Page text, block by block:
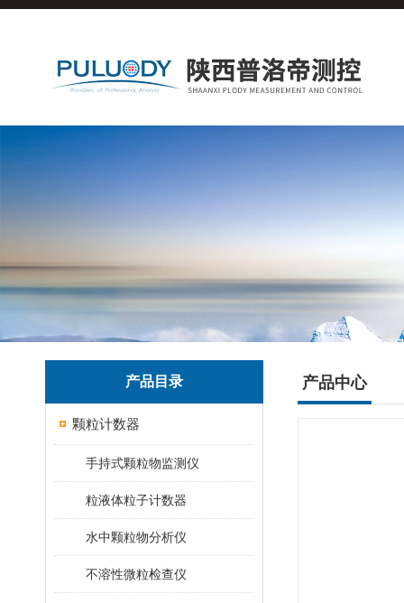
产品目录
颗粒计数器
手持式颗粒物监测仪
粒液体粒子计数器
水中颗粒物分析仪
不溶性微粒检查仪
产品中心